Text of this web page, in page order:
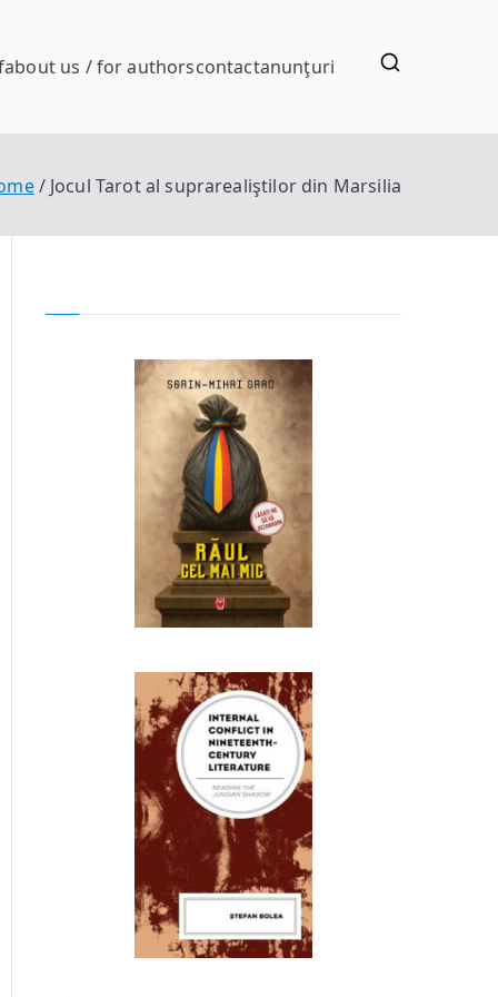
about us / for authorscontactanunţuri
Jocul Tarot al suprarealiştilor din Marsilia